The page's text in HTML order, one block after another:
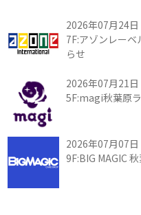
2026年07月24日
7F:アゾンレー
らせ
2026年07月21日
5F:magi秋葉原
2026年07月07日
9F:BIG MAGIC